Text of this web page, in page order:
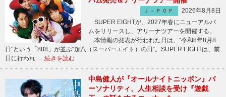
Ｊ－ＰＯＰ
2026年8月8日
SUPER EIGHTが、2027年春にニューアルバ
ムをリリースし、アリーナツアーを開催する。
本情報の発表が行われた日は、“令和8年8月8
日”という「888」が並ぶ“超八（スーパーエイト）の日”。SUPER EIGHTは、前
日に行われ … 続きを読む
中島健人が『オールナイトニッポン』パ
ーソナリティ、人生相談を受け『遊戯